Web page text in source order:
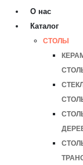
О нас
Каталог
СТОЛЫ